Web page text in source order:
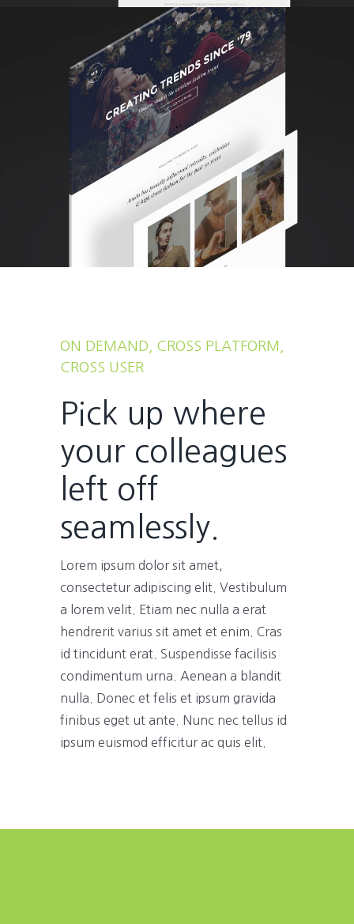
ON DEMAND, CROSS PLATFORM,
CROSS USER
Pick up where
your colleagues
left off
seamlessly.
Lorem ipsum dolor sit amet,
consectetur adipiscing elit. Vestibulum
a lorem velit. Etiam nec nulla a erat
hendrerit varius sit amet et enim. Cras
id tincidunt erat. Suspendisse facilisis
condimentum urna. Aenean a blandit
nulla. Donec et felis et ipsum gravida
finibus eget ut ante. Nunc nec tellus id
ipsum euismod efficitur ac quis elit.